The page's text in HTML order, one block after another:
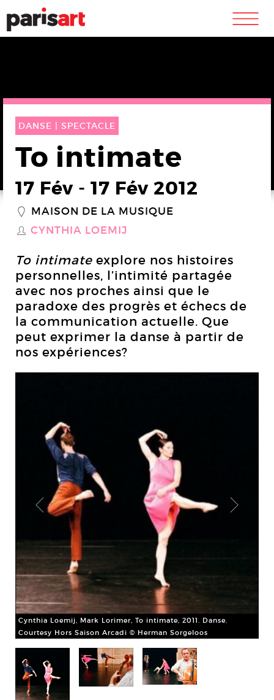
m
DANSE | SPECTACLE
To intimate
17 Fév - 17 Fév 2012
_ MAISON DE LA MUSIQUE
S CYNTHIA LOEMIJ
To intimate explore nos histoires
personnelles, l’intimité partagée
avec nos proches ainsi que le
paradoxe des progrès et échecs de
la communication actuelle. Que
peut exprimer la danse à partir de
nos expériences?
Cynthia Loemij, Mark Lorimer, To intimate, 2011. Danse.
Courtesy Hors Saison Arcadi © Herman Sorgeloos